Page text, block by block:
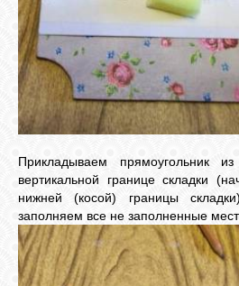
Прикладываем прямоугольник
вертикальной границе складки
нижней (косой) границы
заполняем все не заполненные